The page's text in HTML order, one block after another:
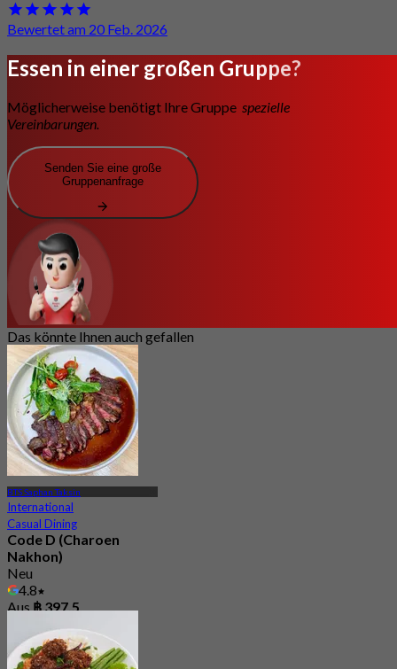
Bewertet am 20 Feb. 2026
Essen in einer großen Gruppe?
Möglicherweise benötigt Ihre Gruppe spezielle
Vereinbarungen.
Senden Sie eine große
Gruppenanfrage
Das könnte Ihnen auch gefallen
BTS Saphan Taksin
International
Casual Dining
Code D (Charoen
Nakhon)
Neu
4.8
Aus฿ 397.5